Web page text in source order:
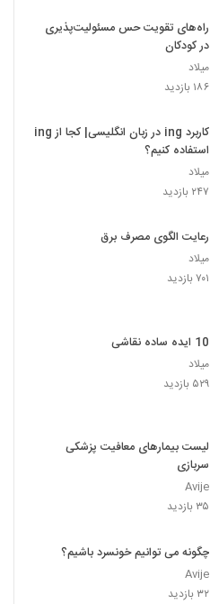
راه‌های تقویت حس مسئولیت‌پذیری
در کودکان
میلاد
۱۸۶ بازدید
کاربرد ing در زبان انگلیسی| کجا از ing
استفاده کنیم؟
میلاد
۲۴۷ بازدید
رعایت الگوی مصرف برق
میلاد
۷۰۱ بازدید
10 ایده ساده نقاشی
میلاد
۵۲۹ بازدید
لیست بیمارهای معافیت پزشکی
سربازی
Avije
۳۵ بازدید
چگونه می توانیم خونسرد باشیم؟
Avije
۳۲ بازدید